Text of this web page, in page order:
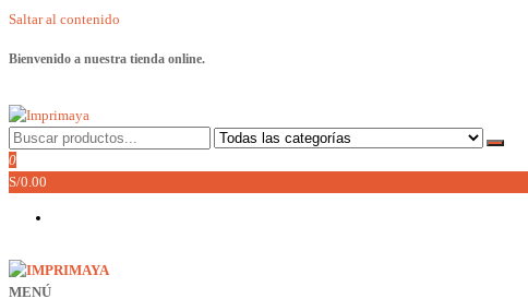
Saltar al contenido
Bienvenido a nuestra tienda online.
Imprimaya
Lo tenemos todo!
0
S/0.00
MENÚ